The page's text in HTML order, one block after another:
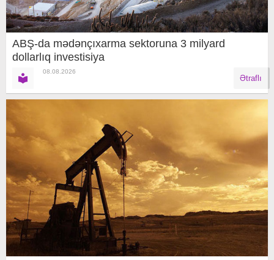
ABŞ-da mədənçıxarma sektoruna 3 milyard
dollarlıq investisiya
08.08.2026
Ətraflı